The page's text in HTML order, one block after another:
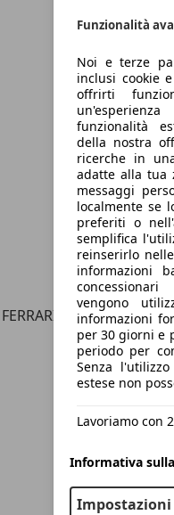
Funzionalità
Noi e terze
inclusi cookie
offrirti
funzionalità
della nostra
ricerche in
adatte alla tua
messaggi
localmente se
preferiti o
semplifica
reinserirlo
informazioni
vengono
informazioni
per 30 giorni e
periodo per
Senza
estese non
Lavoriamo con
Informativa
12 E-POWER